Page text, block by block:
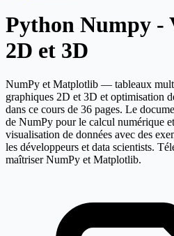
Python Numpy -
2D et 3D
NumPy et Matplotlib — tableaux
graphiques 2D et 3D et optimisation
dans ce cours de 36 pages. Le
de NumPy pour le calcul numérique
visualisation de données avec des
les développeurs et data scientists.
maîtriser NumPy et Matplotlib.